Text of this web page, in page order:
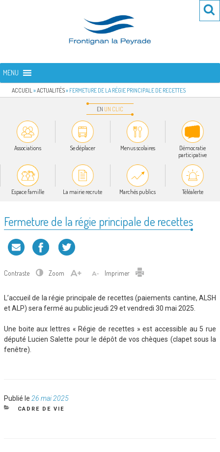
FRONTIGNAN LA PEYRADE
MENU
ACCUEIL »ACTUALITÉS» FERMETURE DE LA RÉGIE PRINCIPALE DE RECETTES
EN UN CLIC
Associations Se déplacer Menus scolaires
Démocratie
participative
Espace famille La mairie recrute Marchés publics Téléalerte
Fermeture de la régie principale de recettes
Contraste Zoom Imprimer
L’accueil de la régie principale de recettes (paiements cantine, ALSH
et ALP) sera fermé au public jeudi 29 et vendredi 30 mai 2025.
Une boite aux lettres « Régie de recettes » est accessible au 5 rue
député Lucien Salette pour le dépôt de vos chèques (clapet sous la
fenêtre).
Publié le Publié
le
26 mai 2025
CATÉGORIES
CADRE DE VIE